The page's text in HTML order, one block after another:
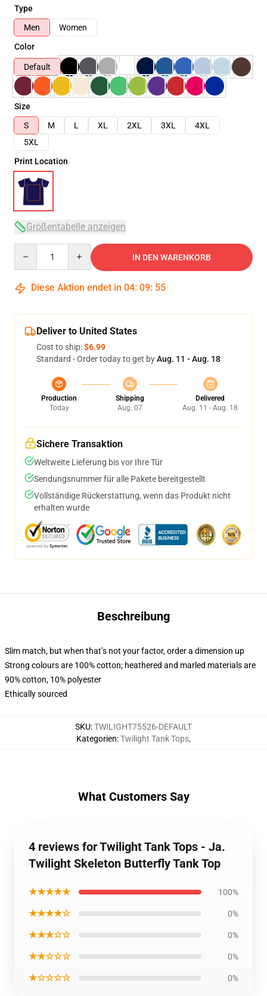
Type
Men
Women
Color
Default
Size
S
M L XL 2XL 3XL
4XL
5XL
Print Location
Größentabelle anzeigen
IN DEN WARENKORB
Diese Aktion endet in 04: 09: 54
Deliver to United States
Cost to ship:$6.99
Standard - Order today to get byAug. 11 - Aug. 18
Production
Today
Shipping
Aug. 07
Delivered
Aug. 11 - Aug. 18
Sichere Transaktion
Weltweite Lieferung bis vor Ihre Tür
Sendungsnummer für alle Pakete bereitgestellt
Vollständige Rückerstattung, wenn das Produkt nicht
erhalten wurde
Beschreibung
Slim match, but when that’s not your factor, order a dimension up
Strong colours are 100% cotton; heathered and marled materials are
90% cotton, 10% polyester
Ethically sourced
SKU:TWILIGHT75526-DEFAULT
Kategorien:Twilight Tank Tops,
What Customers Say
4 reviews for Twilight Tank Tops - Ja.
Twilight Skeleton Butterfly Tank Top
★★★★★ 100%
★★★★☆ 0%
★★★☆☆ 0%
★★☆☆☆ 0%
★☆☆☆☆ 0%